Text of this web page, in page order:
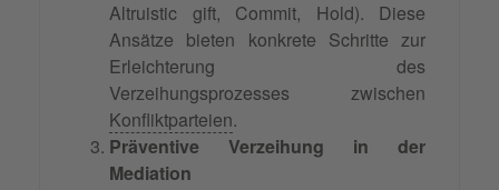
Altruistic gift, Commit, Hold). Diese
Ansätze bieten konkrete Schritte zur
Erleichterung des
Verzeihungsprozesses zwischen
Konfliktparteien.
Präventive Verzeihung in der
Mediation